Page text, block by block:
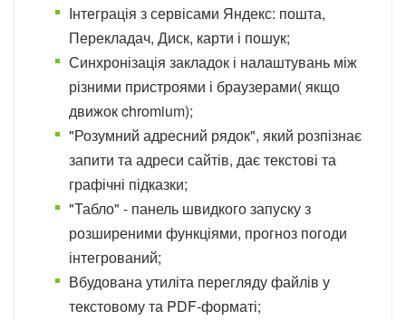
Інтеграція з сервісами Яндекс: пошта,
Перекладач, Диск, карти і пошук;
Синхронізація закладок і налаштувань між
різними пристроями і браузерами( якщо
движок chromium);
"Розумний адресний рядок", який розпізнає
запити та адреси сайтів, дає текстові та
графічні підказки;
"Табло" - панель швидкого запуску з
розширеними функціями, прогноз погоди
інтегрований;
Вбудована утиліта перегляду файлів у
текстовому та PDF-форматі;